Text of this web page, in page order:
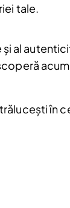
tale.
și al
acum
în